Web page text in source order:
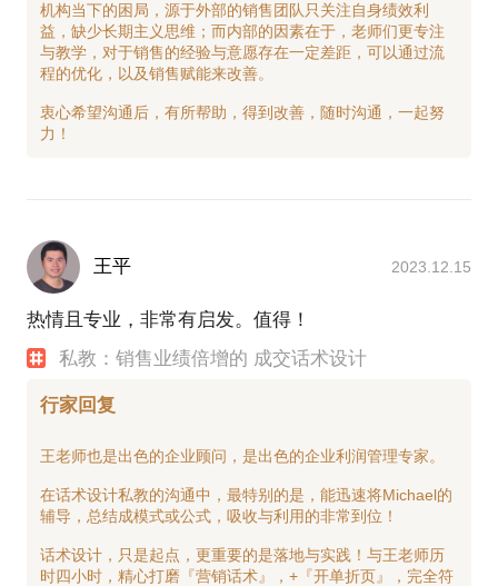
机构当下的困局，源于外部的销售团队只关注自身绩效利
益，缺少长期主义思维；而内部的因素在于，老师们更专注
与教学，对于销售的经验与意愿存在一定差距，可以通过流
程的优化，以及销售赋能来改善。
衷心希望沟通后，有所帮助，得到改善，随时沟通，一起努
王平 2023.12.15
热情且专业，非常有启发。值得！
私教：销售业绩倍增的 成交话术设计
行家回复
王老师也是出色的企业顾问，是出色的企业利润管理专家。
在话术设计私教的沟通中，最特别的是，能迅速将Michael的
辅导，总结成模式或公式，吸收与利用的非常到位！
话术设计，只是起点，更重要的是落地与实践！与王老师历
时四小时，精心打磨『营销话术』，+『开单折页』，完全符